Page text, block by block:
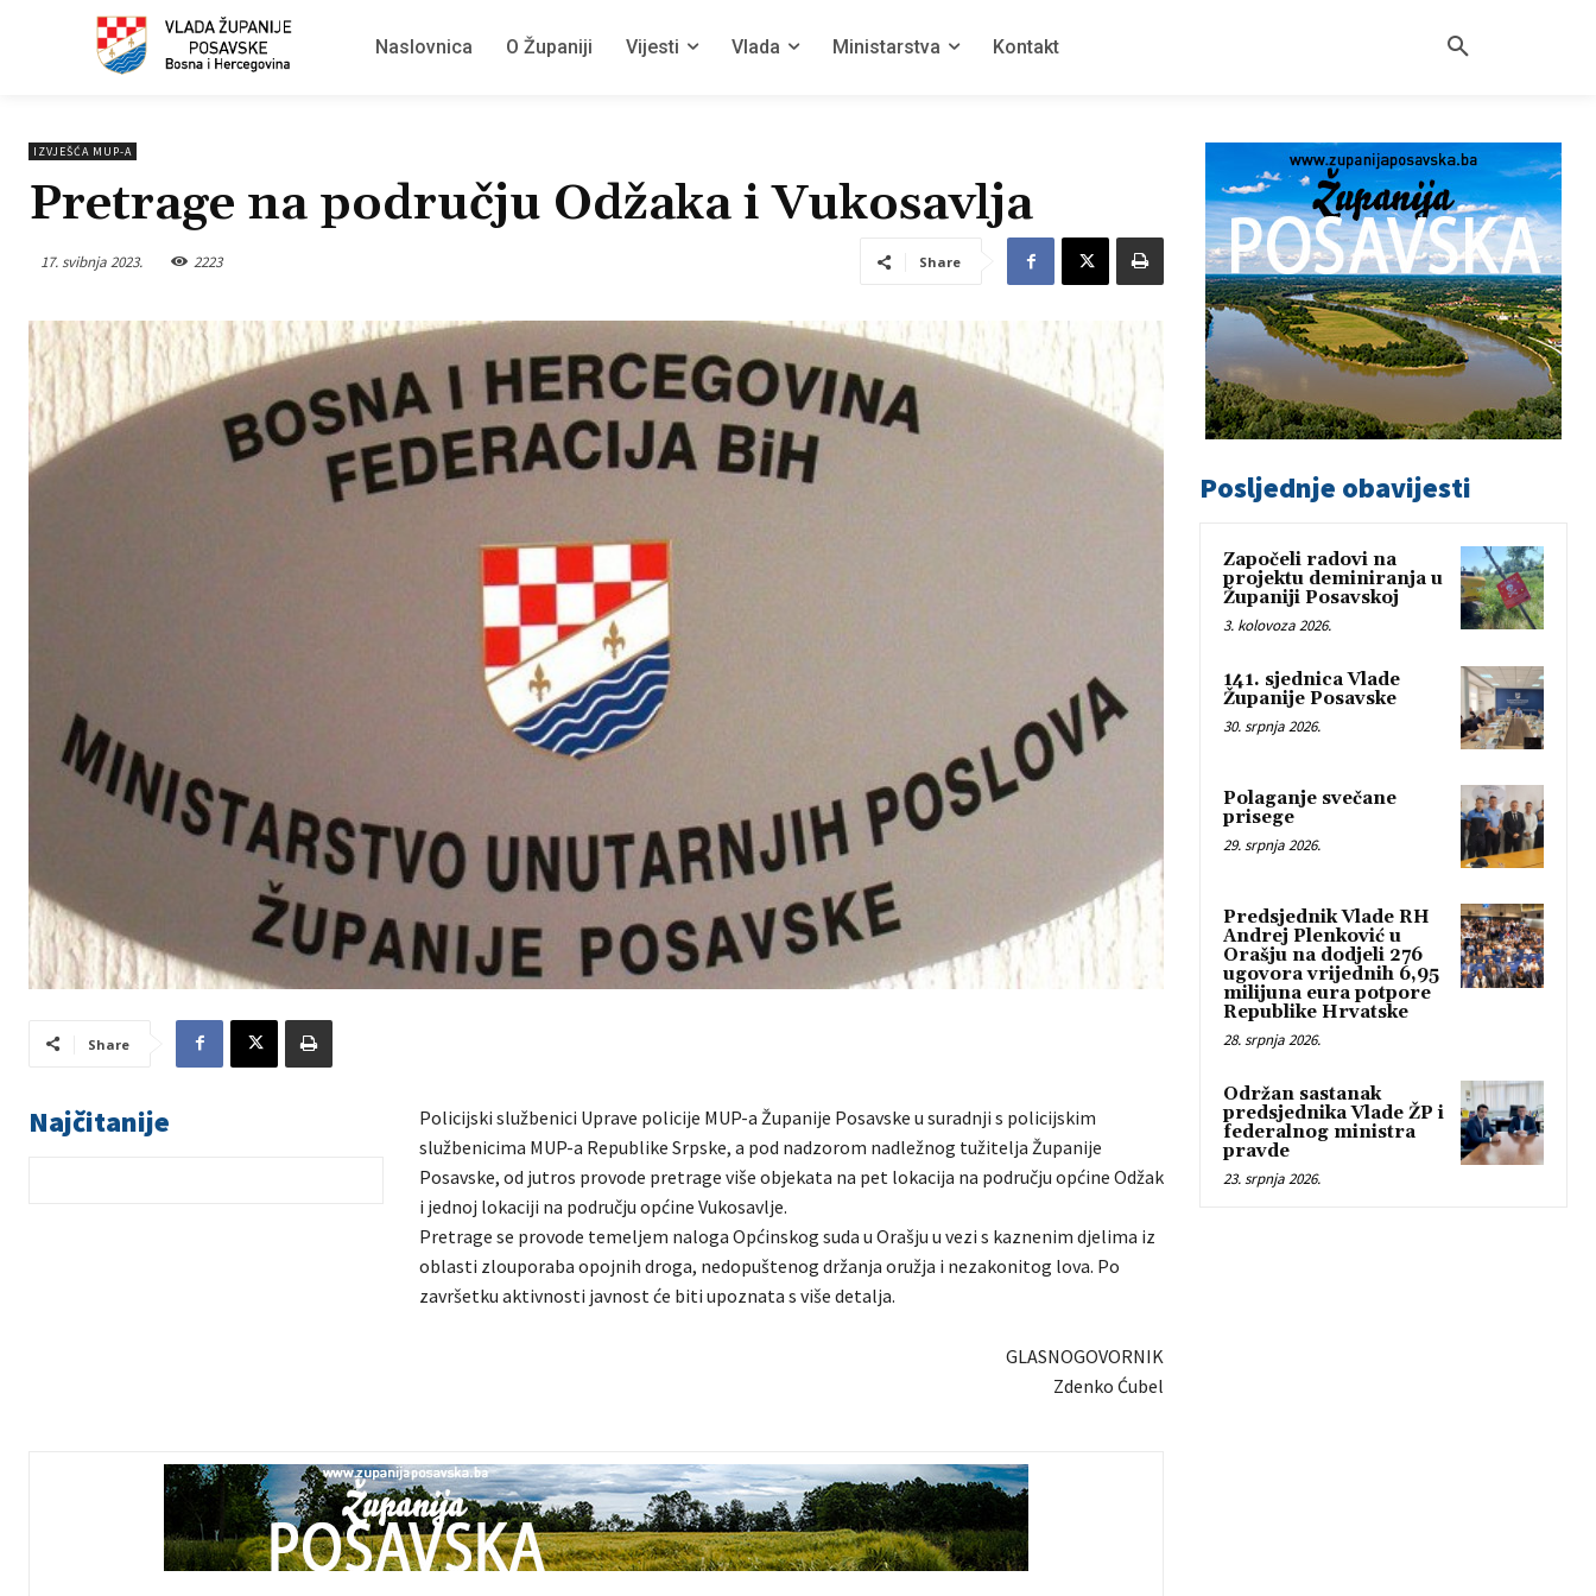
Naslovnica O Županiji Vijesti Vlada Ministarstva Kontakt
IZVJEŠĆA MUP-A
Pretrage na području Odžaka i Vukosavlja
17. svibnja 2023. 2223 Share
Share
Najčitanije
Policijski službenici Uprave policije MUP-a Županije Posavske u suradnji s policijskim
službenicima MUP-a Republike Srpske, a pod nadzorom nadležnog tužitelja Županije
Posavske, od jutros provode pretrage više objekata na pet lokacija na području općine Odžak
i jednoj lokaciji na području općine Vukosavlje.
Pretrage se provode temeljem naloga Općinskog suda u Orašju u vezi s kaznenim djelima iz
oblasti zlouporaba opojnih droga, nedopuštenog držanja oružja i nezakonitog lova. Po
završetku aktivnosti javnost će biti upoznata s više detalja.
GLASNOGOVORNIK
Zdenko Ćubel
Posljednje obavijesti
Započeli radovi na
projektu deminiranja u
Županiji Posavskoj
3. kolovoza 2026.
141. sjednica Vlade
Županije Posavske
30. srpnja 2026.
Polaganje svečane
prisege
29. srpnja 2026.
Predsjednik Vlade RH
Andrej Plenković u
Orašju na dodjeli 276
ugovora vrijednih 6,95
milijuna eura potpore
Republike Hrvatske
28. srpnja 2026.
Održan sastanak
predsjednika Vlade ŽP i
federalnog ministra
pravde
23. srpnja 2026.